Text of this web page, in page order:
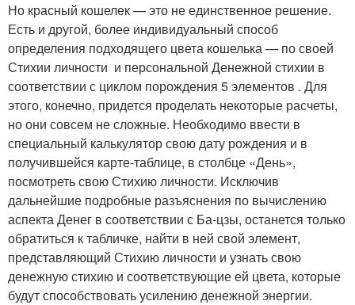
Но красный кошелек — это не единственное решение.
Есть и другой, более индивидуальный способ
определения подходящего цвета кошелька — по своей
Стихии личности и персональной Денежной стихии в
соответствии с циклом порождения 5 элементов . Для
этого, конечно, придется проделать некоторые расчеты,
но они совсем не сложные. Необходимо ввести в
специальный калькулятор свою дату рождения и в
получившейся карте-таблице, в столбце «День»,
посмотреть свою Стихию личности. Исключив
дальнейшие подробные разъяснения по вычислению
аспекта Денег в соответствии с Ба-цзы, останется только
обратиться к табличке, найти в ней свой элемент,
представляющий Стихию личности и узнать свою
денежную стихию и соответствующие ей цвета, которые
будут способствовать усилению денежной энергии.